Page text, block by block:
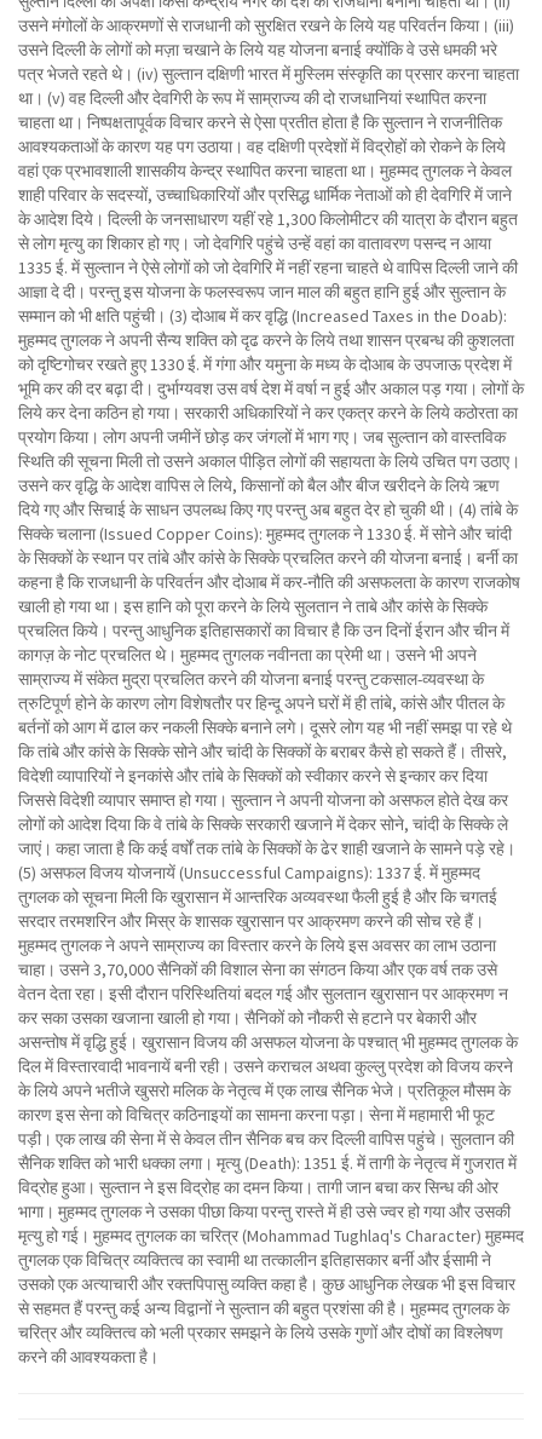
उसने मंगोलों के आक्रमणों से राजधानी को सुरक्षित रखने के लिये यह परिवर्तन किया। (iii)
उसने दिल्ली के लोगों को मज़ा चखाने के लिये यह योजना बनाई क्योंकि वे उसे धमकी भरे
पत्र भेजते रहते थे। (iv) सुल्तान दक्षिणी भारत में मुस्लिम संस्कृति का प्रसार करना चाहता
था। (v) वह दिल्ली और देवगिरी के रूप में साम्राज्य की दो राजधानियां स्थापित करना
चाहता था। निष्पक्षतापूर्वक विचार करने से ऐसा प्रतीत होता है कि सुल्तान ने राजनीतिक
आवश्यकताओं के कारण यह पग उठाया। वह दक्षिणी प्रदेशों में विद्रोहों को रोकने के लिये
वहां एक प्रभावशाली शासकीय केन्द्र स्थापित करना चाहता था। मुहम्मद तुगलक ने केवल
शाही परिवार के सदस्यों, उच्चाधिकारियों और प्रसिद्ध धार्मिक नेताओं को ही देवगिरि में जाने
के आदेश दिये। दिल्ली के जनसाधारण यहीं रहे 1,300 किलोमीटर की यात्रा के दौरान बहुत
से लोग मृत्यु का शिकार हो गए। जो देवगिरि पहुंचे उन्हें वहां का वातावरण पसन्द न आया
1335 ई. में सुल्तान ने ऐसे लोगों को जो देवगिरि में नहीं रहना चाहते थे वापिस दिल्ली जाने की
आज्ञा दे दी। परन्तु इस योजना के फलस्वरूप जान माल की बहुत हानि हुई और सुल्तान के
सम्मान को भी क्षति पहुंची। (3) दोआब में कर वृद्धि (Increased Taxes in the Doab):
मुहम्मद तुगलक ने अपनी सैन्य शक्ति को दृढ करने के लिये तथा शासन प्रबन्ध की कुशलता
को दृष्टिगोचर रखते हुए 1330 ई. में गंगा और यमुना के मध्य के दोआब के उपजाऊ प्रदेश में
भूमि कर की दर बढ़ा दी। दुर्भाग्यवश उस वर्ष देश में वर्षा न हुई और अकाल पड़ गया। लोगों के
लिये कर देना कठिन हो गया। सरकारी अधिकारियों ने कर एकत्र करने के लिये कठोरता का
प्रयोग किया। लोग अपनी जमीनें छोड़ कर जंगलों में भाग गए। जब सुल्तान को वास्तविक
स्थिति की सूचना मिली तो उसने अकाल पीड़ित लोगों की सहायता के लिये उचित पग उठाए।
उसने कर वृद्धि के आदेश वापिस ले लिये, किसानों को बैल और बीज खरीदने के लिये ऋण
दिये गए और सिचाई के साधन उपलब्ध किए गए परन्तु अब बहुत देर हो चुकी थी। (4) तांबे के
सिक्के चलाना (Issued Copper Coins): मुहम्मद तुगलक ने 1330 ई. में सोने और चांदी
के सिक्कों के स्थान पर तांबे और कांसे के सिक्के प्रचलित करने की योजना बनाई। बर्नी का
कहना है कि राजधानी के परिवर्तन और दोआब में कर-नौति की असफलता के कारण राजकोष
खाली हो गया था। इस हानि को पूरा करने के लिये सुलतान ने ताबे और कांसे के सिक्के
प्रचलित किये। परन्तु आधुनिक इतिहासकारों का विचार है कि उन दिनों ईरान और चीन में
कागज़ के नोट प्रचलित थे। मुहम्मद तुगलक नवीनता का प्रेमी था। उसने भी अपने
साम्राज्य में संकेत मुद्रा प्रचलित करने की योजना बनाई परन्तु टकसाल-व्यवस्था के
त्रुटिपूर्ण होने के कारण लोग विशेषतौर पर हिन्दू अपने घरों में ही तांबे, कांसे और पीतल के
बर्तनों को आग में ढाल कर नकली सिक्के बनाने लगे। दूसरे लोग यह भी नहीं समझ पा रहे थे
कि तांबे और कांसे के सिक्के सोने और चांदी के सिक्कों के बराबर कैसे हो सकते हैं। तीसरे,
विदेशी व्यापारियों ने इनकांसे और तांबे के सिक्कों को स्वीकार करने से इन्कार कर दिया
जिससे विदेशी व्यापार समाप्त हो गया। सुल्तान ने अपनी योजना को असफल होते देख कर
लोगों को आदेश दिया कि वे तांबे के सिक्के सरकारी खजाने में देकर सोने, चांदी के सिक्के ले
जाएं। कहा जाता है कि कई वर्षों तक तांबे के सिक्कों के ढेर शाही खजाने के सामने पड़े रहे।
(5) असफल विजय योजनायें (Unsuccessful Campaigns): 1337 ई. में मुहम्मद
तुगलक को सूचना मिली कि खुरासान में आन्तरिक अव्यवस्था फैली हुई है और कि चगतई
सरदार तरमशरिन और मिस्र के शासक खुरासान पर आक्रमण करने की सोच रहे हैं।
मुहम्मद तुगलक ने अपने साम्राज्य का विस्तार करने के लिये इस अवसर का लाभ उठाना
चाहा। उसने 3,70,000 सैनिकों की विशाल सेना का संगठन किया और एक वर्ष तक उसे
वेतन देता रहा। इसी दौरान परिस्थितियां बदल गई और सुलतान खुरासान पर आक्रमण न
कर सका उसका खजाना खाली हो गया। सैनिकों को नौकरी से हटाने पर बेकारी और
असन्तोष में वृद्धि हुई। खुरासान विजय की असफल योजना के पश्चात् भी मुहम्मद तुगलक के
दिल में विस्तारवादी भावनायें बनी रही। उसने कराचल अथवा कुल्लु प्रदेश को विजय करने
के लिये अपने भतीजे खुसरो मलिक के नेतृत्व में एक लाख सैनिक भेजे। प्रतिकूल मौसम के
कारण इस सेना को विचित्र कठिनाइयों का सामना करना पड़ा। सेना में महामारी भी फूट
पड़ी। एक लाख की सेना में से केवल तीन सैनिक बच कर दिल्ली वापिस पहुंचे। सुलतान की
सैनिक शक्ति को भारी धक्का लगा। मृत्यु (Death): 1351 ई. में तागी के नेतृत्व में गुजरात में
विद्रोह हुआ। सुल्तान ने इस विद्रोह का दमन किया। तागी जान बचा कर सिन्ध की ओर
भागा। मुहम्मद तुगलक ने उसका पीछा किया परन्तु रास्ते में ही उसे ज्वर हो गया और उसकी
मृत्यु हो गई। मुहम्मद तुगलक का चरित्र (Mohammad Tughlaq's Character) मुहम्मद
तुगलक एक विचित्र व्यक्तित्व का स्वामी था तत्कालीन इतिहासकार बर्नी और ईसामी ने
उसको एक अत्याचारी और रक्तपिपासु व्यक्ति कहा है। कुछ आधुनिक लेखक भी इस विचार
से सहमत हैं परन्तु कई अन्य विद्वानों ने सुल्तान की बहुत प्रशंसा की है। मुहम्मद तुगलक के
चरित्र और व्यक्तित्व को भली प्रकार समझने के लिये उसके गुणों और दोषों का विश्लेषण
करने की आवश्यकता है।